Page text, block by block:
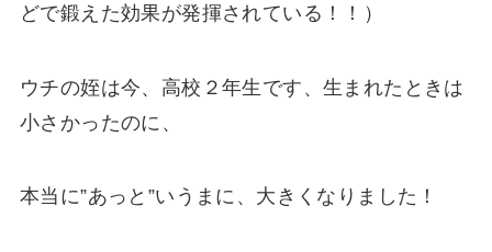
どで鍛えた効果が発揮されている！！）
ウチの姪は今、高校２年生です、生まれたときは
小さかったのに、
本当に”あっと”いうまに、大きくなりました！